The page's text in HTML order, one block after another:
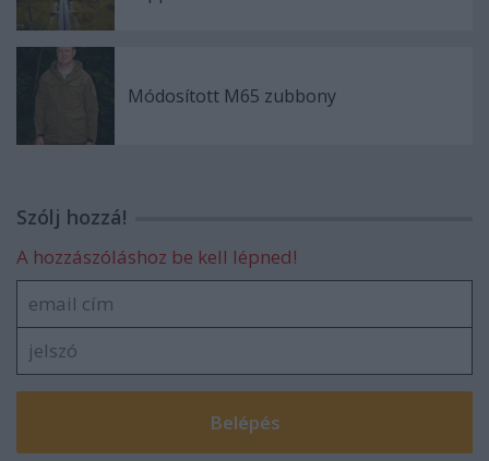
Módosított M65 zubbony
Szólj hozzá!
A hozzászóláshoz be kell lépned!